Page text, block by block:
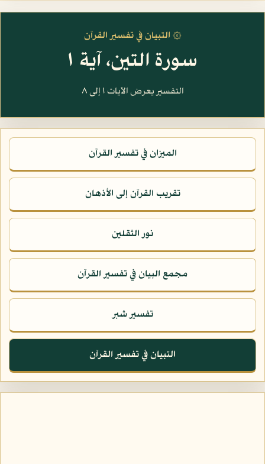
۞ التبيان في تفسير القرآن
سورة التين، آية ١
التفسير يعرض الآيات ١ إلى ٨
الميزان في تفسير القرآن
تقريب القرآن إلى الأذهان
نور الثقلين
مجمع البيان في تفسير القرآن
تفسير شبر
التبيان في تفسير القرآن